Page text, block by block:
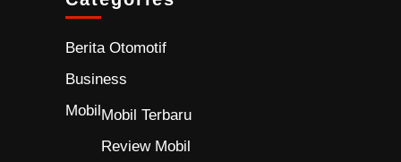
Berita Otomotif
Business
MobilMobil Terbaru
Review Mobil